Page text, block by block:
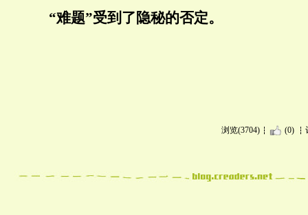
“难题”受到了隐秘的否定。
浏览(3704) (0)